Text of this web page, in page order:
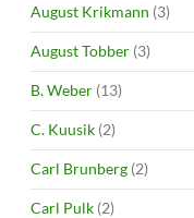
August Krikmann (3)
August Tobber (3)
B. Weber (13)
C. Kuusik (2)
Carl Brunberg (2)
Carl Pulk (2)